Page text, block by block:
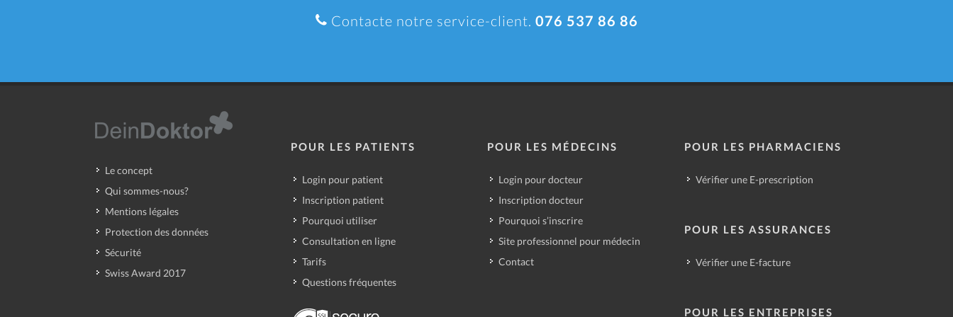
Contacte notre service-client. 076 537 86 86
Le concept
Qui sommes-nous?
Mentions légales
Protection des données
Sécurité
Swiss Award 2017
POUR LES PATIENTS
Login pour patient
Inscription patient
Pourquoi utiliser
Consultation en ligne
Tarifs
Questions fréquentes
POUR LES MÉDECINS
Login pour docteur
Inscription docteur
Pourquoi s’inscrire
Site professionnel pour médecin
Contact
POUR LES PHARMACIENS
Vérifier une E-prescription
POUR LES ASSURANCES
Vérifier une E-facture
POUR LES ENTREPRISES